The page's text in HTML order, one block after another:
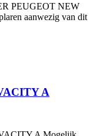
PEUGEOT NEW
aanwezig van dit
A